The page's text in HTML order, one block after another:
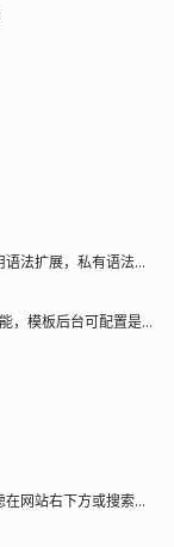
可能会考虑先加流程图和数学公式之类的通用语法扩展，私有语法后面再加。
模板里是否考虑新增一些 Markdown 扩展功能，模板后台可配置是否开启...
现在还暂时没有考虑加，不过以后可能会考虑在网站右下方或搜索框左侧加。